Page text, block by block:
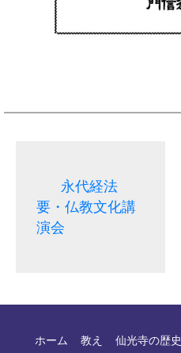
永代経法
要・仏教文化講
演会
ホーム 教え 仙光寺の歴史